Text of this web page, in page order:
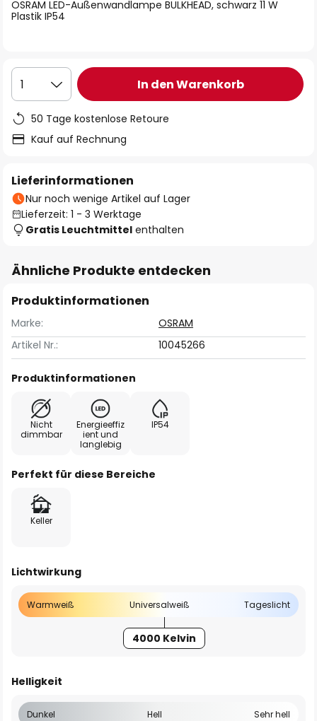
OSRAM LED-Außenwandlampe BULKHEAD, schwarz 11 W
Plastik IP54
1 In den Warenkorb
50 Tage kostenlose Retoure
Kauf auf Rechnung
Lieferinformationen
Nur noch wenige Artikel auf Lager
Lieferzeit: 1 - 3 Werktage
Gratis Leuchtmittel enthalten
Ähnliche Produkte entdecken
Produktinformationen
Marke:
OSRAM
Artikel Nr.:
10045266
Produktinformationen
Nicht
dimmbar
Energieeffiz
ient und
langlebig
IP54
Perfekt für diese Bereiche
Keller
Lichtwirkung
Warmweiß Universalweiß Tageslicht
4000 Kelvin
Helligkeit
Dunkel Hell Sehr hell